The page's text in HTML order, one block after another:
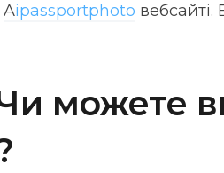
Aipassportphoto
можете